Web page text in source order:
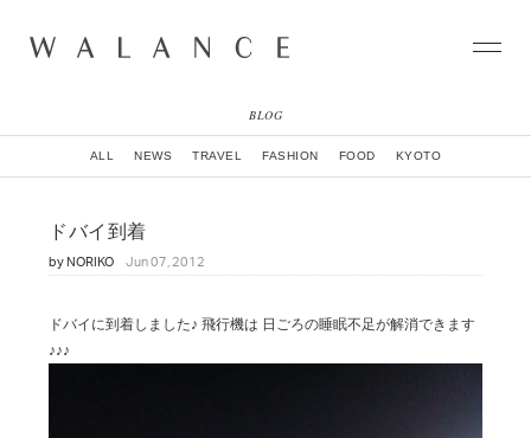
COLLECTION
CITY
NEIGHBORHOOD
NATURAL DYE COLLECTION
NEWS
STOCKIST
BLOG
ALL NEWS TRAVEL FASHION FOOD KYOTO
ドバイ到着
byNORIKO Jun 07, 2012
ドバイに到着しました♪ 飛行機は 日ごろの睡眠不足が解消できます
♪♪♪